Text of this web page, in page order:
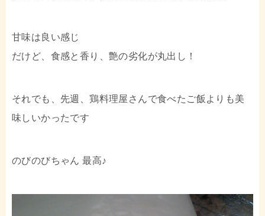
甘味は良い感じ
だけど、食感と香り、艶の劣化が丸出し！
それでも、先週、鶏料理屋さんで食べたご飯よりも美
味しいかったです
のびのびちゃん 最高♪